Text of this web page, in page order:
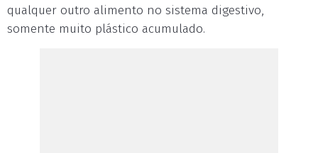
qualquer outro alimento no sistema digestivo,
somente muito plástico acumulado.